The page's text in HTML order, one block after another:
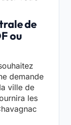
de
ou
demande
ville de
les